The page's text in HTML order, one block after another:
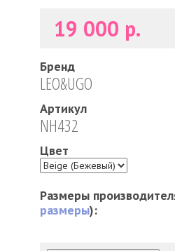
19 000 р.
Бренд
LEO&UGO
Артикул
NH432
Цвет
Размеры
размеры):